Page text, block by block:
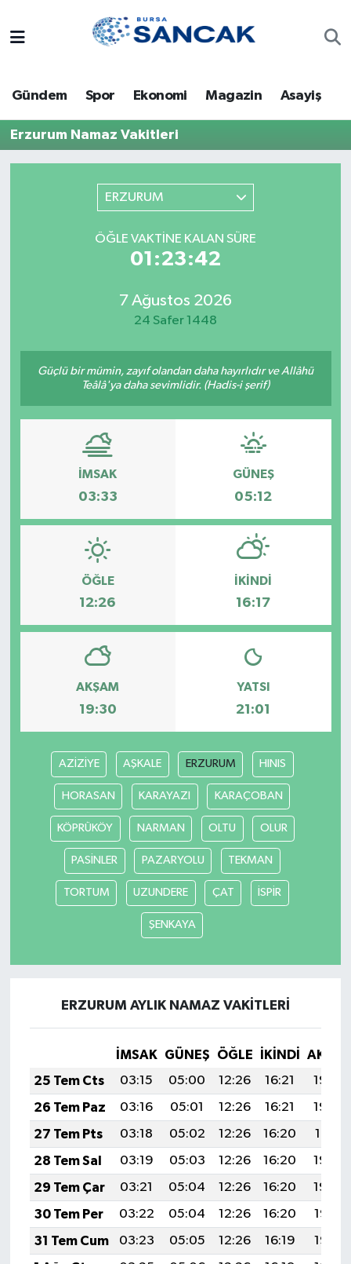
Gündem Spor Ekonomi Magazin Asayiş
Erzurum Namaz Vakitleri
ERZURUM
ÖĞLE VAKTINE KALAN SÜRE
01:23:42
7 Ağustos 2026
24 Safer 1448
Güçlü bir mümin, zayıf olandan daha hayırlıdır ve Allâhü
Teâlâ'ya daha sevimlidir. (Hadis-i şerif)
İMSAK
03:33
GÜNEŞ
05:12
ÖĞLE
12:26
İKINDI
16:17
AKŞAM
19:30
YATSI
21:01
AZİZİYE AŞKALE ERZURUM HINIS
HORASAN KARAYAZI KARAÇOBAN
KÖPRÜKÖY NARMAN OLTU OLUR
PASİNLER PAZARYOLU TEKMAN
TORTUM UZUNDERE ÇAT İSPİR
ŞENKAYA
ERZURUM AYLIK NAMAZ VAKITLERI
İMSAK GÜNEŞ ÖĞLE İKINDI
25 Tem Cts
03:15 05:00 12:26 16:21
19:43
26 Tem Paz
03:16 05:01 12:26 16:21
19:42
27 Tem Pts
03:18 05:02 12:26 16:20
19:41
28 Tem Sal
03:19 05:03 12:26 16:20
19:40
29 Tem Çar
03:21 05:04 12:26 16:20
19:39
30 Tem Per
03:22 05:04 12:26 16:20
19:38
31 Tem Cum
03:23 05:05 12:26 16:19
19:37
Bursa
Dünya
Sağlık
Siyaset
Türkiye
Trafik Durumu
Süper Lig Puan Durumu ve Fikstür